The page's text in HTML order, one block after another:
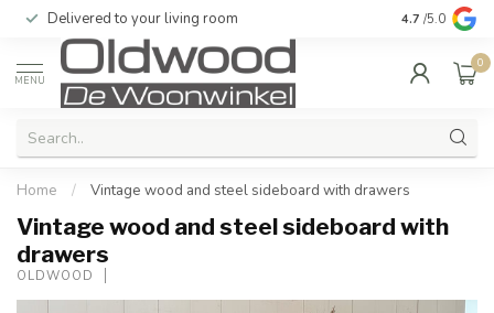
Delivered to your living room Quality &
4.7 /5.0
MENU
0
Home / Vintage wood and steel sideboard with drawers
Vintage wood and steel sideboard with
drawers
OLDWOOD